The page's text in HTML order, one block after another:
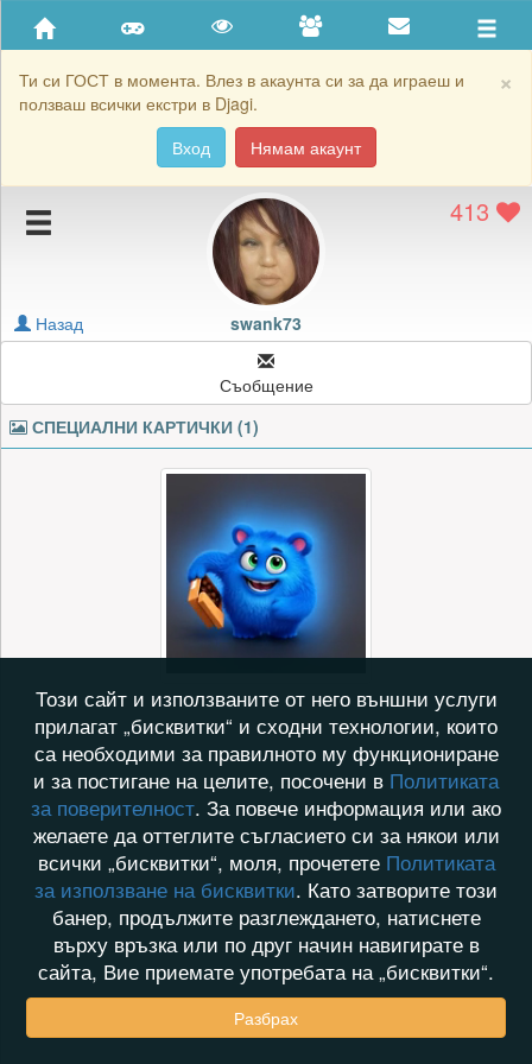
×
Ти си ГОСТ в момента. Влез в акаунта си за да играеш и
ползваш всички екстри в Djagi.
Вход
Нямам акаунт
Приятели
Хронология на игри
Подаръците на swank73
Картичките на swank73
Блокирай swank73
413
swank73
Назад
Съобщение
СПЕЦИАЛНИ КАРТИЧКИ (1)
Този сайт и използваните от него външни услуги
прилагат „бисквитки“ и сходни технологии, които
са необходими за правилното му функциониране
и за постигане на целите, посочени в Политиката
за поверителност. За повече информация или ако
желаете да оттеглите съгласието си за някои или
всички „бисквитки“, моля, прочетете Политиката
за използване на бисквитки. Като затворите този
банер, продължите разглеждането, натиснете
върху връзка или по друг начин навигирате в
сайта, Вие приемате употребата на „бисквитки“.
Разбрах